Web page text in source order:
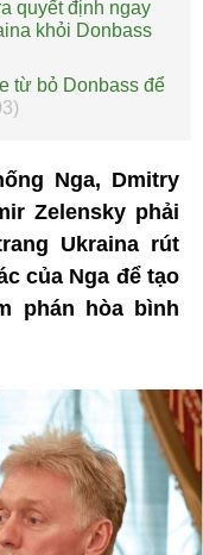
quyết định ngay
khỏi Donbass
từ bỏ Donbass để
Nga, Dmitry
Zelensky phải
Ukraina rút
của Nga để tạo
phán hòa bình